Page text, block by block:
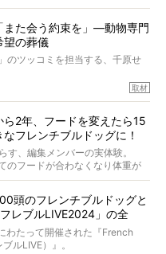
クエンスはやとも」さんに、愛
インタビュー。
は、大の犬好きで心霊分野の知
。
ッドやおもちゃはどうすればい
き？」「お花やお線香は喜んで
も愛犬が成仏したことを知る方
なりすぎない、むしろ心がスッ
談です！
また会う約束を」―動物専門
望の葬儀
のツッコミを担当する、千原せ
芸人としての活躍も目覚ましい
せいけん）」。
、なぜ動物専門僧侶という道を
ように向き合うべきなのか。
取材
2年、フードを変えたら15
フレンチブルドッグに！
す、編集メンバーの実体験。
のフードが合わなくなり体重が
なく「年齢のせいですね…」と言
…そんなとき、我が家に届いたの
)」の試食品でした。
ード)」を食べつづけて二年、愛
気にお散歩をしています。
頭のフレンチブルドッグと
レブルLIVE2024」の全
わたって開催された『French
ルLIVE）』。